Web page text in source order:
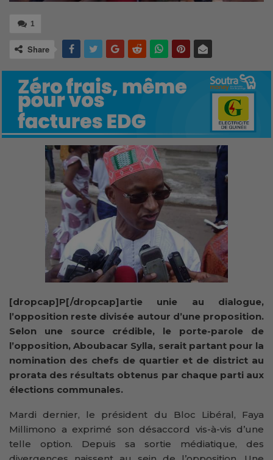
1
Share
[dropcap]P[/dropcap]artie unie au dialogue,
l’opposition reste divisée autour d’une proposition.
Selon une source crédible, le porte-parole de
l’opposition, Aboubacar Sylla, serait partant pour la
nomination des chefs de quartier et de district au
prorata des résultats obtenus par chaque parti aux
élections communales.
Mardi dernier, le président du Bloc Libéral, Faya
Millimono a exprimé son désaccord vis-à-vis d’une
telle option. Depuis sa sortie médiatique, des